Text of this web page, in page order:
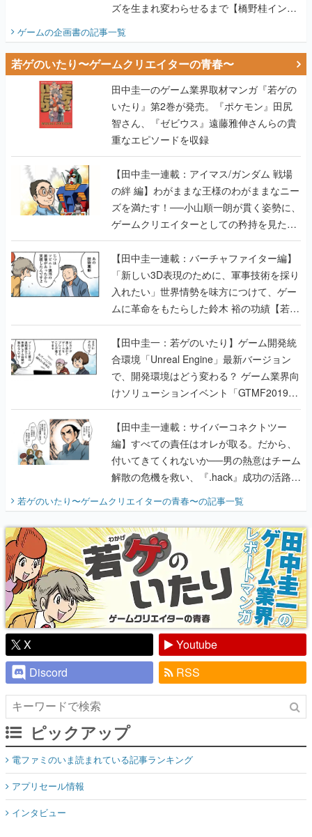
ズを生まれ変わらせるまで【橋野桂インタ
ビュー】
ゲームの企画書の記事一覧
若ゲのいたり〜ゲームクリエイターの青春〜
田中圭一のゲーム業界取材マンガ『若ゲの
いたり』第2巻が発売。『ポケモン』田尻
智さん、『ゼビウス』遠藤雅伸さんらの貴
重なエピソードを収録
【田中圭一連載：アイマス/ガンダム 戦場
の絆 編】わがままな王様のわがままなニー
ズを満たす！──小山順一朗が貫く姿勢に、
ゲームクリエイターとしての矜持を見た
【若ゲのいたり最終回】
【田中圭一連載：バーチャファイター編】
「新しい3D表現のために、軍事技術を採り
入れたい」世界情勢を味方につけて、ゲー
ムに革命をもたらした鈴木 裕の功績【若ゲ
のいたり】
【田中圭一：若ゲのいたり】ゲーム開発統
合環境「Unreal Engine」最新バージョン
で、開発環境はどう変わる？ ゲーム業界向
けソリューションイベント「GTMF2019」
に行って、より理解を深めよう【PR】
【田中圭一連載：サイバーコネクトツー
編】すべての責任はオレが取る。だから、
付いてきてくれないか──男の熱意はチーム
解散の危機を救い、『.hack』成功の活路を
開く。業界の快男児・松山 洋に流れる血は
『少年ジャンプ』色だった【若ゲのいた
り】
若ゲのいたり〜ゲームクリエイターの青春〜の記事一覧
X
Youtube
Discord
RSS
ピックアップ
電ファミのいま読まれている記事ランキング
アプリセール情報
インタビュー